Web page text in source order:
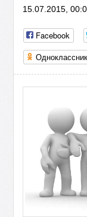
15.07.2015,
Facebook